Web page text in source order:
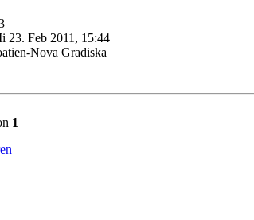
23. Feb 2011, 15:44
Nova Gradiska
1